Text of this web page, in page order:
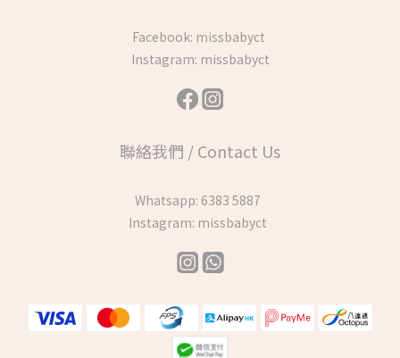
Facebook: missbabyct
Instagram: missbabyct
聯絡我們 / Contact Us
Whatsapp: 6383 5887
Instagram: missbabyct